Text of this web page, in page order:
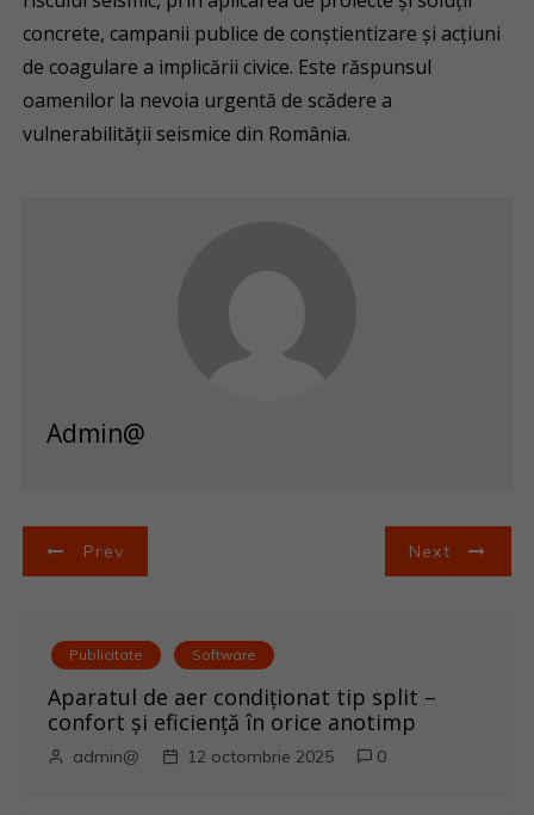
concrete, campanii publice de conștientizare și acțiuni
de coagulare a implicării civice. Este răspunsul
oamenilor la nevoia urgentă de scădere a
vulnerabilității seismice din România.
Admin@
N
Prev Next
Publicitate Software
Aparatul de aer condiționat tip split –
confort și eficiență în orice anotimp
admin@ 12 octombrie 2025 0